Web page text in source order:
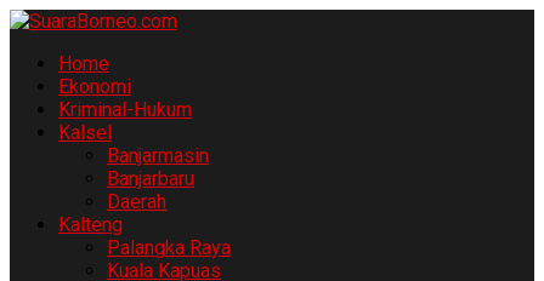
Home
Ekonomi
Kriminal-Hukum
Kalsel
Banjarmasin
Banjarbaru
Daerah
Kalteng
Palangka Raya
Kuala Kapuas